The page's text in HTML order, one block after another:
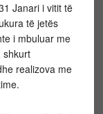
Janari i vitit të
të jetës
i mbuluar me
shkurt
realizova me